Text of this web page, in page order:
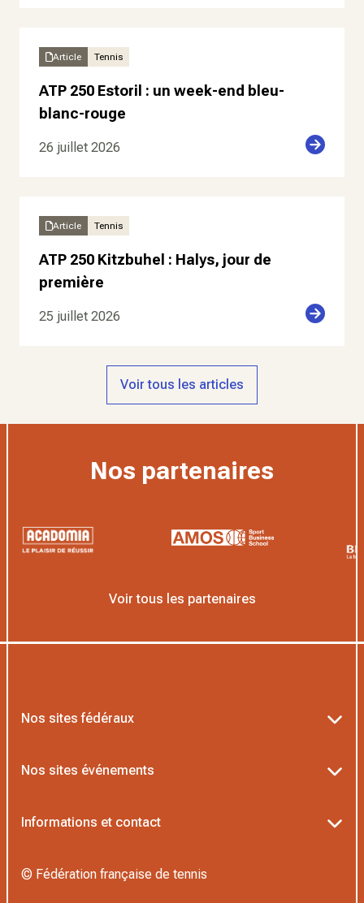
Article Tennis
ATP 250 Estoril : un week-end bleu-
blanc-rouge
26 juillet 2026
Article Tennis
ATP 250 Kitzbuhel : Halys, jour de
première
25 juillet 2026
Voir tous les articles
Nos partenaires
Voir tous les partenaires
Nos sites fédéraux
L’Institut Formation Tennis
Nos sites événements
Informations et contact
© Fédération française de tennis